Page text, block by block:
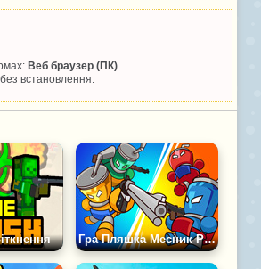
Веб браузер (ПК).
встановлення.
Гра Пляшка Месник Рояль